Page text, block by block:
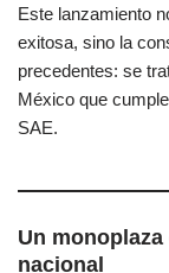
Este lanzamiento
exitosa, sino la
precedentes: se
México que
SAE.
Un
nacional